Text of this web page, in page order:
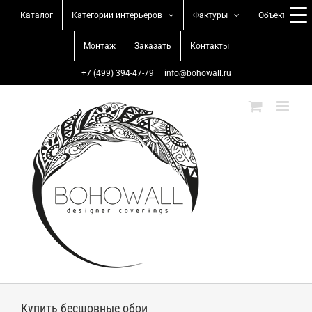
Каталог Категории интерьеров Фактуры Объекты
Монтаж Заказать Контакты
+7 (499) 394-47-79 info@bohowall.ru
Купить бесшовные обои